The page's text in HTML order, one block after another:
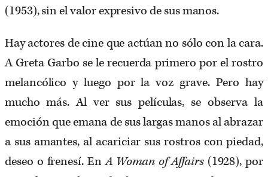
(1953), sin el valor expresivo de sus manos.
Hay actores de cine que actúan no sólo con la cara.
A Greta Garbo se le recuerda primero por el rostro
melancólico y luego por la voz grave. Pero hay
mucho más. Al ver sus películas, se observa la
emoción que emana de sus largas manos al abrazar
a sus amantes, al acariciar sus rostros con piedad,
deseo o frenesí. EnA Woman of Affairs(1928), por